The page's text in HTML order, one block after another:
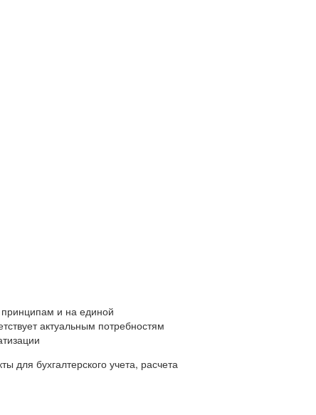
и на единой
актуальным потребностям
бухгалтерского учета, расчета